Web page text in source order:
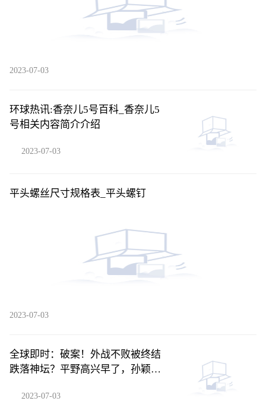
2023-07-03
环球热讯:香奈儿5号百科_香奈儿5
号相关内容简介介绍
2023-07-03
平头螺丝尺寸规格表_平头螺钉
2023-07-03
全球即时：破案！外战不败被终结
跌落神坛？平野高兴早了，孙颖莎
2023-07-03